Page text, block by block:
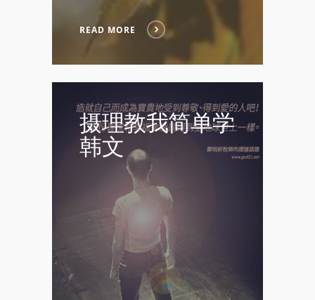
READ MORE
摄理教我简单学
韩文